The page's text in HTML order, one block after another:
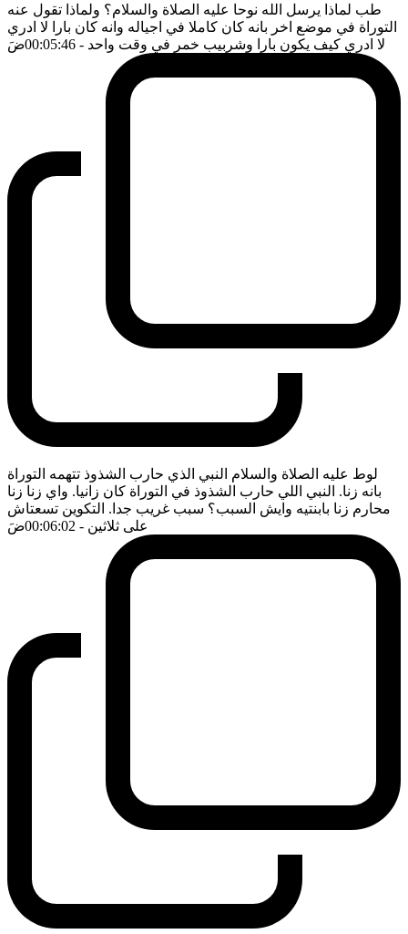
طب لماذا يرسل الله نوحا عليه الصلاة والسلام؟ ولماذا تقول عنه
التوراة في موضع اخر بانه كان كاملا في اجياله وانه كان بارا لا ادري
لا ادري كيف يكون بارا وشربيب خمر في وقت واحد - 00:05:46 ضَ
لوط عليه الصلاة والسلام النبي الذي حارب الشذوذ تتهمه التوراة
بانه زنا. النبي اللي حارب الشذوذ في التوراة كان زانيا. واي زنا زنا
محارم زنا بابنتيه وايش السبب؟ سبب غريب جدا. التكوين تسعتاش
على ثلاثين - 00:06:02 ضَ